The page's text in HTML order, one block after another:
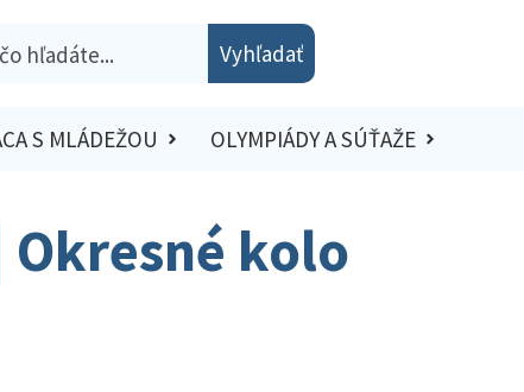
Vyhľadať
S MLÁDEŽOU OLYMPIÁDY A SÚŤAŽE
kolo